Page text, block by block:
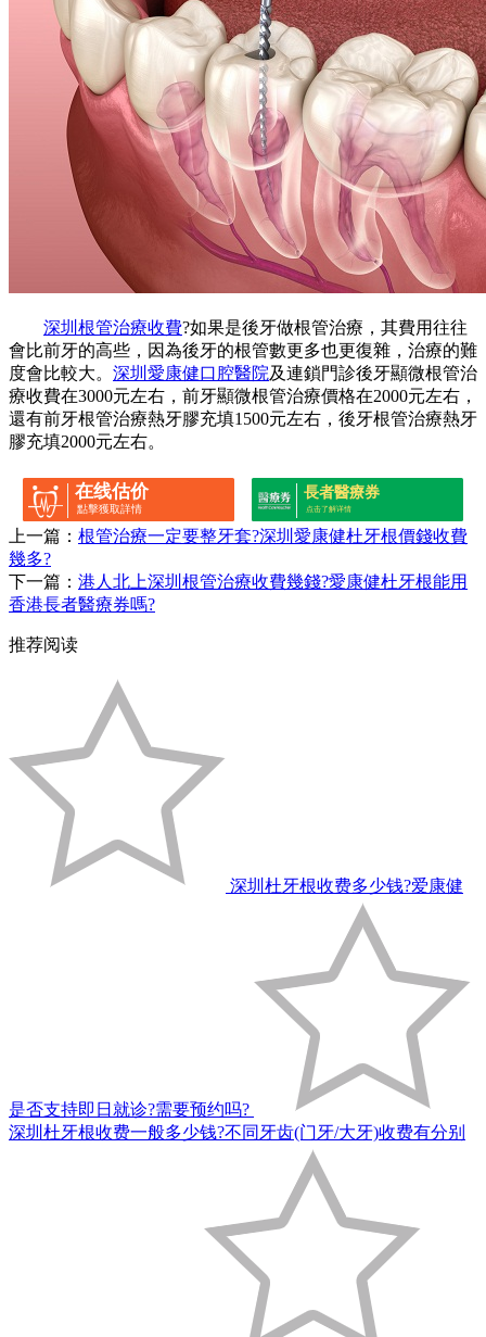
深圳根管治療收費?如果是後牙做根管治療，其費用往往
會比前牙的高些，因為後牙的根管數更多也更復雜，治療的難
度會比較大。 深圳愛康健口腔醫院及連鎖門診後牙顯微根管治
療收費在3000元左右，前牙顯微根管治療價格在2000元左右，
還有前牙根管治療熱牙膠充填1500元左右，後牙根管治療熱牙
膠充填2000元左右。
在线估价
點擊獲取詳情
長者醫療券
点击了解详情
上一篇： 根管治療一定要整牙套?深圳愛康健杜牙根價錢收費
幾多?
下一篇： 港人北上深圳根管治療收費幾錢?愛康健杜牙根能用
香港長者醫療券嗎?
推荐阅读
深圳杜牙根收费多少钱?爱康健
是否支持即日就诊?需要预约吗?
深圳杜牙根收费一般多少钱?不同牙齿(门牙/大牙)收费有分别